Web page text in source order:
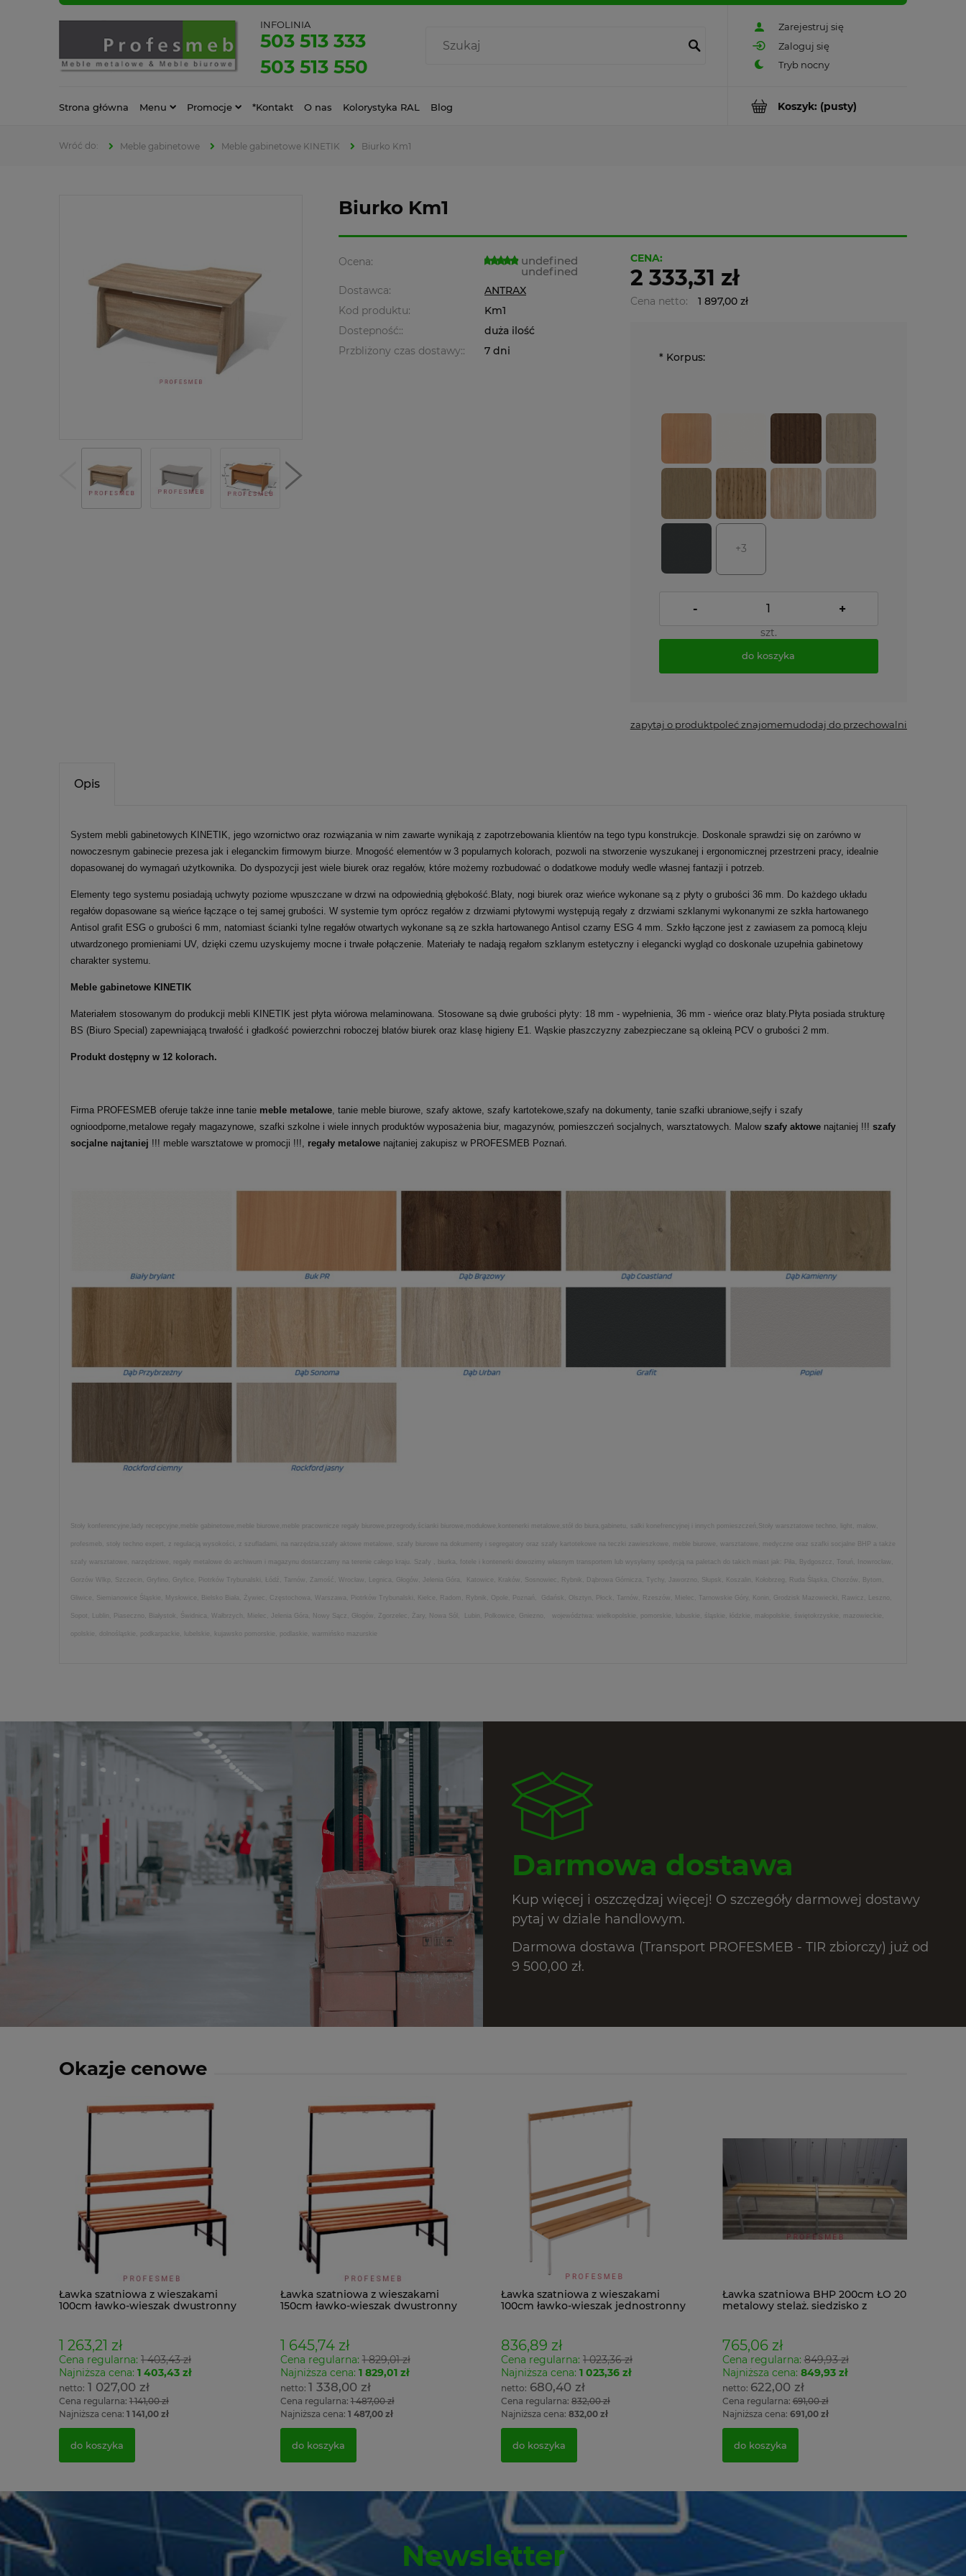
Zarejestruj się
Zaloguj się
INFOLINIA
503 513 333
503 513 550
Koszyk: (pusty)
Strona główna Menu Promocje *Kontakt O nas Kolorystyka RAL Blog
Meble gabinetowe Meble gabinetowe KINETIK Biurko Km1
Biurko Km1
Ocena: undefined
undefined
Dostawca:
ANTRAX
Kod produktu:
Km1
Dostepność::
duża ilość
Przbliżony czas dostawy::
7 dni
CENA:
2 333,31 zł
Cena netto: 1 897,00 zł
* Korpus:
+3
- +
szt.
do koszyka
zapytaj o produktpoleć znajomemudodaj do przechowalni
Opis
System mebli gabinetowych KINETIK, jego wzornictwo oraz rozwiązania w nim zawarte wynikają z zapotrzebowania klientów na tego typu konstrukcje. Doskonale sprawdzi się on zarówno w
nowoczesnym gabinecie prezesa jak i eleganckim firmowym biurze. Mnogość elementów w 3 popularnych kolorach, pozwoli na stworzenie wyszukanej i ergonomicznej przestrzeni pracy, idealnie
dopasowanej do wymagań użytkownika. Do dyspozycji jest wiele biurek oraz regałów, które możemy rozbudować o dodatkowe moduły wedle własnej fantazji i potrzeb.
Elementy tego systemu posiadają uchwyty poziome wpuszczane w drzwi na odpowiednią głębokość.Blaty, nogi biurek oraz wieńce wykonane są z płyty o grubości 36 mm. Do każdego układu
regałów dopasowane są wieńce łączące o tej samej grubości. W systemie tym oprócz regałów z drzwiami płytowymi występują regały z drzwiami szklanymi wykonanymi ze szkła hartowanego
Antisol grafit ESG o grubości 6 mm, natomiast ścianki tylne regałów otwartych wykonane są ze szkła hartowanego Antisol czarny ESG 4 mm. Szkło łączone jest z zawiasem za pomocą kleju
utwardzonego promieniami UV, dzięki czemu uzyskujemy mocne i trwałe połączenie. Materiały te nadają regałom szklanym estetyczny i elegancki wygląd co doskonale uzupełnia gabinetowy
charakter systemu.
Meble gabinetowe KINETIK
Materiałem stosowanym do produkcji mebli KINETIK jest płyta wiórowa melaminowana. Stosowane są dwie grubości płyty: 18 mm - wypełnienia, 36 mm - wieńce oraz blaty.Płyta posiada strukturę
BS (Biuro Special) zapewniającą trwałość i gładkość powierzchni roboczej blatów biurek oraz klasę higieny E1. Wąskie płaszczyzny zabezpieczane są okleiną PCV o grubości 2 mm.
Produkt dostępny w 12 kolorach.
Firma PROFESMEB oferuje także inne tanie meble metalowe , tanie meble biurowe, szafy aktowe, szafy kartotekowe,szafy na dokumenty, tanie szafki ubraniowe,sejfy i szafy
ognioodporne,metalowe regały magazynowe, szafki szkolne i wiele innych produktów wyposażenia biur, magazynów, pomieszczeń socjalnych, warsztatowych. Malow szafy aktowe najtaniej !!! szafy
socjalne najtaniej !!! meble warsztatowe w promocji !!!, regały metalowe najtaniej zakupisz w PROFESMEB Poznań.
Stoły konferencyjne,lady recepcyjne,meble gabinetowe,meble biurowe,meble pracownicze regały biurowe,przegrody,ścianki biurowe,modułowe,kontenerki metalowe,stół do biura,gabinetu, salki konefrencyjnej i innych pomieszczeń,Stoły warsztatowe techno, light, malow,
profesmeb, stoły techno expert, z regulacją wysokości, z szufladami, na narzędzia,szafy aktowe metalowe, szafy biurowe na dokumenty i segregatory oraz szafy kartotekowe na teczki zawieszkowe, meble biurowe, warsztatowe, medyczne oraz szafki socjalne BHP a także
szafy warsztatowe, narzędziowe, regały metalowe do archiwum i magazynu dostarczamy na terenie całego kraju. Szafy , biurka, fotele i kontenerki dowozimy własnym transportem lub wysyłamy spedycją na paletach do takich miast jak: Piła, Bydgoszcz, Toruń, Inowrocław,
Gorzów Wlkp, Szczecin, Gryfino, Gryfice, Piotrków Trybunalski, Łódź, Tarnów, Zamość, Wrocław, Legnica, Głogów, Jelenia Góra, Katowice, Kraków, Sosnowiec, Rybnik, Dąbrowa Górnicza, Tychy, Jaworzno, Słupsk, Koszalin, Kołobrzeg, Ruda Śląska, Chorzów, Bytom,
Gliwice, Siemianowice Śląskie, Mysłowice, Bielsko Biała, Żywiec, Częstochowa, Warszawa, Piotrków Trybunalski, Kielce, Radom, Rybnik, Opole, Poznań, Gdańsk, Olsztyn, Płock, Tarnów, Rzeszów, Mielec, Tarnowskie Góry, Konin, Grodzisk Mazowiecki, Rawicz, Leszno,
Sopot, Lublin, Piaseczno, Białystok, Świdnica, Wałbrzych, Mielec, Jelenia Góra, Nowy Sącz, Głogów, Zgorzelec, Żary, Nowa Sól, Lubin, Polkowice, Gniezno, województwa: wielkopolskie, pomorskie, lubuskie, śląskie, łódzkie, małopolskie, świętokrzyskie, mazowieckie,
opolskie, dolnośląskie, podkarpackie, lubelskie, kujawsko pomorskie, podlaskie, warmińsko mazurskie
Darmowa dostawa
Kup więcej i oszczędzaj więcej! O szczegóły darmowej dostawy
pytaj w dziale handlowym.
Darmowa dostawa (Transport PROFESMEB - TIR zbiorczy) już od
9 500,00 zł.
Okazje cenowe
Ławka szatniowa z wieszakami
100cm ławko-wieszak dwustronny
1 263,21 zł
Cena regularna: 1 403,43 zł
Najniższa cena: 1 403,43 zł
1 027,00 zł
Cena regularna: 1 141,00 zł
Najniższa cena: 1 141,00 zł
do koszyka
Ławka szatniowa z wieszakami
150cm ławko-wieszak dwustronny
1 645,74 zł
Cena regularna:1 829,01 zł
Najniższa cena: 1 829,01 zł
1 338,00 zł
Cena regularna:1 487,00 zł
Najniższa cena: 1 487,00 zł
do koszyka
Ławka szatniowa z wieszakami
100cm ławko-wieszak jednostronny
836,89 zł
Cena regularna: 1 023,36 zł
Najniższa cena: 1 023,36 zł
680,40 zł
Cena regularna: 832,00 zł
Najniższa cena: 832,00 zł
do koszyka
Ławka szatniowa BHP 200cm ŁO 20
metalowy stelaż. siedzisko z
765,06 zł
Cena regularna:849,93 zł
Najniższa cena: 849,93 zł
622,00 zł
Cena regularna:691,00 zł
Najniższa cena: 691,00 zł
do koszyka
Newsletter